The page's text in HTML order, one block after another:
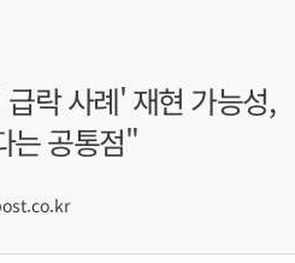
락 사례' 재현 가능성,
는 공통점"